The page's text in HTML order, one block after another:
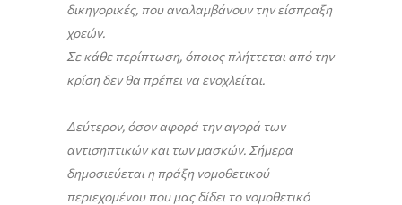
δικηγορικές, που αναλαμβάνουν την είσπραξη
χρεών.
Σε κάθε περίπτωση, όποιος πλήττεται από την
κρίση δεν θα πρέπει να ενοχλείται.
Δεύτερον, όσον αφορά την αγορά των
αντισηπτικών και των μασκών. Σήμερα
δημοσιεύεται η πράξη νομοθετικού
περιεχομένου που μας δίδει το νομοθετικό